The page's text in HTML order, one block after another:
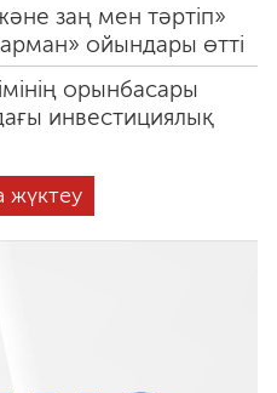
заң мен тәртіп»
ойындары өтті
орынбасары
инвестициялық
жүктеу